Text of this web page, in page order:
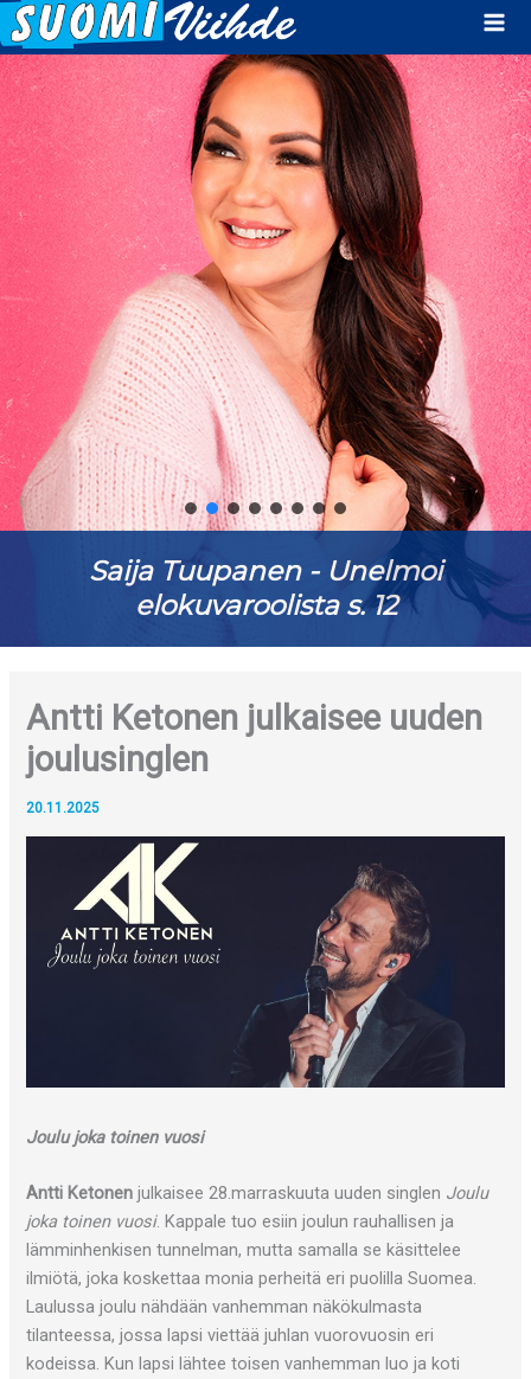
Saija Tuupanen - Unelmoi
elokuvaroolista s. 12
Antti Ketonen julkaisee uuden
joulusinglen
20.11.2025
Joulu joka toinen vuosi
Antti Ketonen julkaisee 28.marraskuuta uuden singlen Joulu
joka toinen vuosi. Kappale tuo esiin joulun rauhallisen ja
lämminhenkisen tunnelman, mutta samalla se käsittelee
ilmiötä, joka koskettaa monia perheitä eri puolilla Suomea.
Laulussa joulu nähdään vanhemman näkökulmasta
tilanteessa, jossa lapsi viettää juhlan vuorovuosin eri
kodeissa. Kun lapsi lähtee toisen vanhemman luo ja koti